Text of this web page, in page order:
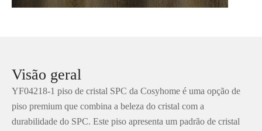
Visão geral
YF04218-1 piso de cristal SPC da Cosyhome é uma opção de
piso premium que combina a beleza do cristal com a
durabilidade do SPC. Este piso apresenta um padrão de cristal